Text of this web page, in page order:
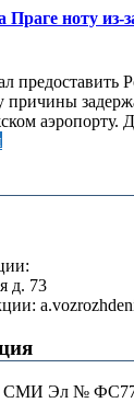
ноту из-
предоставить
причины
аэропорту.
д. 73
СМИ Эл №